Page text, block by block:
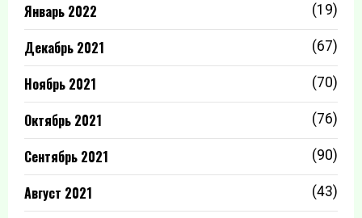
Январь 2022 (19)
Декабрь 2021 (67)
Ноябрь 2021 (70)
Октябрь 2021 (76)
Сентябрь 2021 (90)
Август 2021 (43)